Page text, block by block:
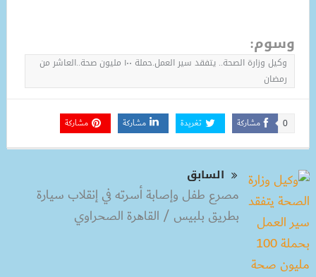
وسوم:
وكيل وزارة الصحة.. يتفقد سير العمل.حملة ١٠٠ مليون صحة..العاشر من
رمضان
مشاركة 0 تغريدة مشاركة مشاركة
السابق
مصرع طفل وإصابة أسرته في إنقلاب سيارة
بطريق بلبيس / القاهرة الصحراوي